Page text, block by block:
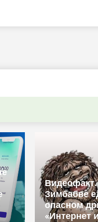
Зимбабве
опасном
«Интернет